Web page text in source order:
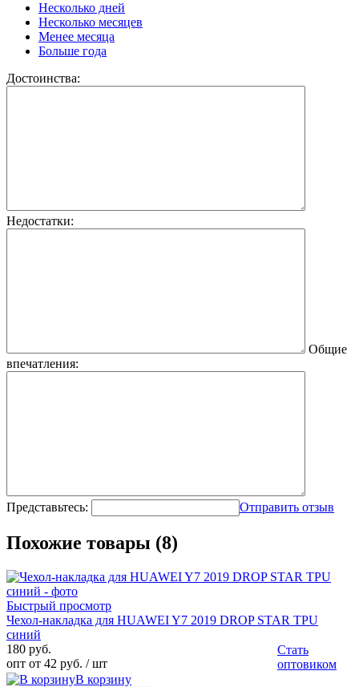
Несколько дней
Несколько месяцев
Менее месяца
Больше года
Достоинства:
Недостатки:
Общие
впечатления:
Представьтесь: Отправить отзыв
Похожие товары (8)
Быстрый просмотр
Чехол-накладка для HUAWEI Y7 2019 DROP STAR TPU
синий
180 руб.
опт от 42 руб. / шт
Стать
оптовиком
В корзину